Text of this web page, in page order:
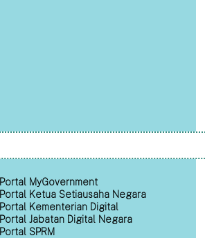
Portal MyGovernment
Portal Ketua Setiausaha Negara
Portal Kementerian Digital
Portal Jabatan Digital Negara
Portal SPRM